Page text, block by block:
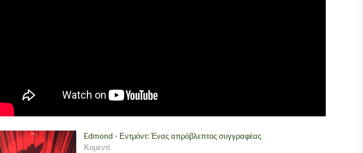
Edmond - Εντμόντ: Ένας απρόβλεπτος συγγραφέας
Κομεντί